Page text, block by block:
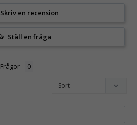
Skriv en recension
Ställ en fråga
Frågor